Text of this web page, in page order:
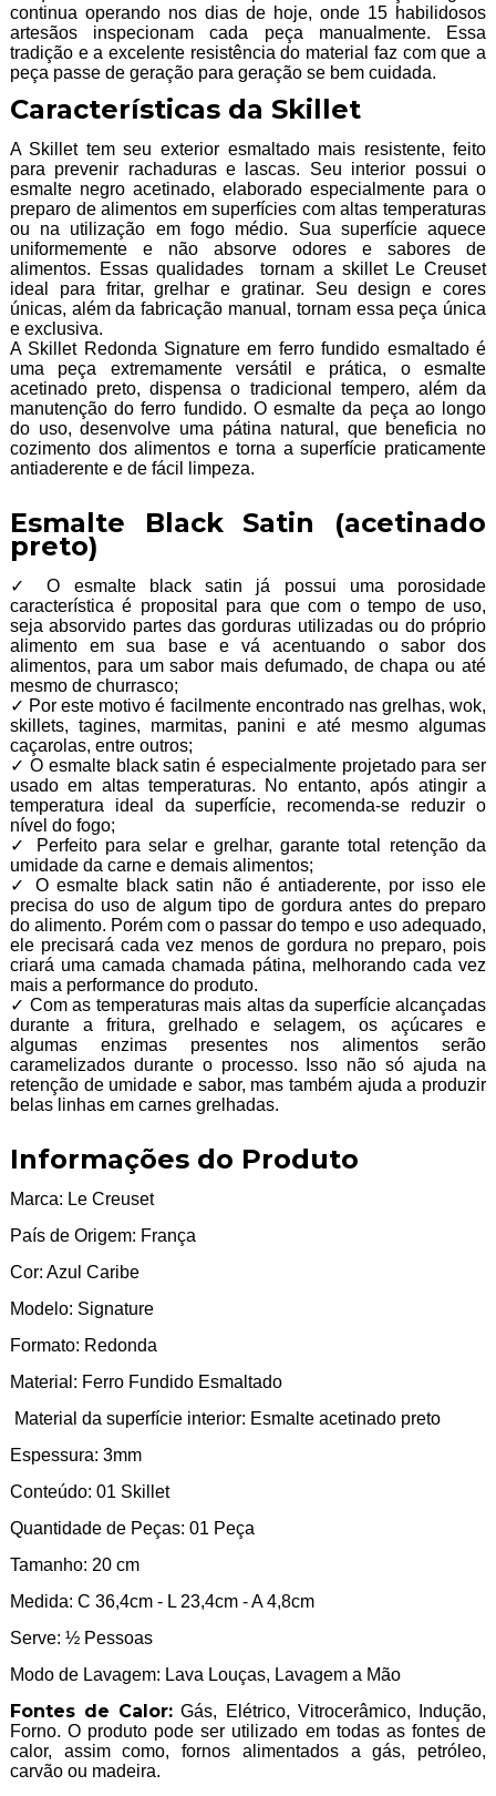
continua operando nos dias de hoje, onde 15 habilidosos
artesãos inspecionam cada peça manualmente. Essa
tradição e a excelente resistência do material faz com que a
peça passe de geração para geração se bem cuidada.
Características da Skillet
A Skillet tem seu exterior esmaltado mais resistente, feito
para prevenir rachaduras e lascas. Seu interior possui o
esmalte negro acetinado, elaborado especialmente para o
preparo de alimentos em superfícies com altas temperaturas
ou na utilização em fogo médio. Sua superfície aquece
uniformemente e não absorve odores e sabores de
alimentos. Essas qualidades tornam a skillet Le Creuset
ideal para fritar, grelhar e gratinar. Seu design e cores
únicas, além da fabricação manual, tornam essa peça única
e exclusiva.
A Skillet Redonda Signature em ferro fundido esmaltado é
uma peça extremamente versátil e prática, o esmalte
acetinado preto, dispensa o tradicional tempero, além da
manutenção do ferro fundido. O esmalte da peça ao longo
do uso, desenvolve uma pátina natural, que beneficia no
cozimento dos alimentos e torna a superfície praticamente
antiaderente e de fácil limpeza.
Esmalte Black Satin (acetinado
preto)
✓ O esmalte black satin já possui uma porosidade
característica é proposital para que com o tempo de uso,
seja absorvido partes das gorduras utilizadas ou do próprio
alimento em sua base e vá acentuando o sabor dos
alimentos, para um sabor mais defumado, de chapa ou até
mesmo de churrasco;
✓ Por este motivo é facilmente encontrado nas grelhas, wok,
skillets, tagines, marmitas, panini e até mesmo algumas
caçarolas, entre outros;
✓ O esmalte black satin é especialmente projetado para ser
usado em altas temperaturas. No entanto, após atingir a
temperatura ideal da superfície, recomenda-se reduzir o
nível do fogo;
✓ Perfeito para selar e grelhar, garante total retenção da
umidade da carne e demais alimentos;
✓ O esmalte black satin não é antiaderente, por isso ele
precisa do uso de algum tipo de gordura antes do preparo
do alimento. Porém com o passar do tempo e uso adequado,
ele precisará cada vez menos de gordura no preparo, pois
criará uma camada chamada pátina, melhorando cada vez
mais a performance do produto.
✓ Com as temperaturas mais altas da superfície alcançadas
durante a fritura, grelhado e selagem, os açúcares e
algumas enzimas presentes nos alimentos serão
caramelizados durante o processo. Isso não só ajuda na
retenção de umidade e sabor, mas também ajuda a produzir
belas linhas em carnes grelhadas.
Informações do Produto
Marca: Le Creuset
País de Origem: França
Cor: Azul Caribe
Modelo: Signature
Formato: Redonda
Material: Ferro Fundido Esmaltado
Material da superfície interior: Esmalte acetinado preto
Espessura: 3mm
Conteúdo: 01 Skillet
Quantidade de Peças: 01 Peça
Tamanho: 20 cm
Medida: C 36,4cm - L 23,4cm - A 4,8cm
Serve: ½ Pessoas
Modo de Lavagem: Lava Louças, Lavagem a Mão
Fontes de Calor: Gás, Elétrico, Vitrocerâmico, Indução,
Forno. O produto pode ser utilizado em todas as fontes de
calor, assim como, fornos alimentados a gás, petróleo,
carvão ou madeira.